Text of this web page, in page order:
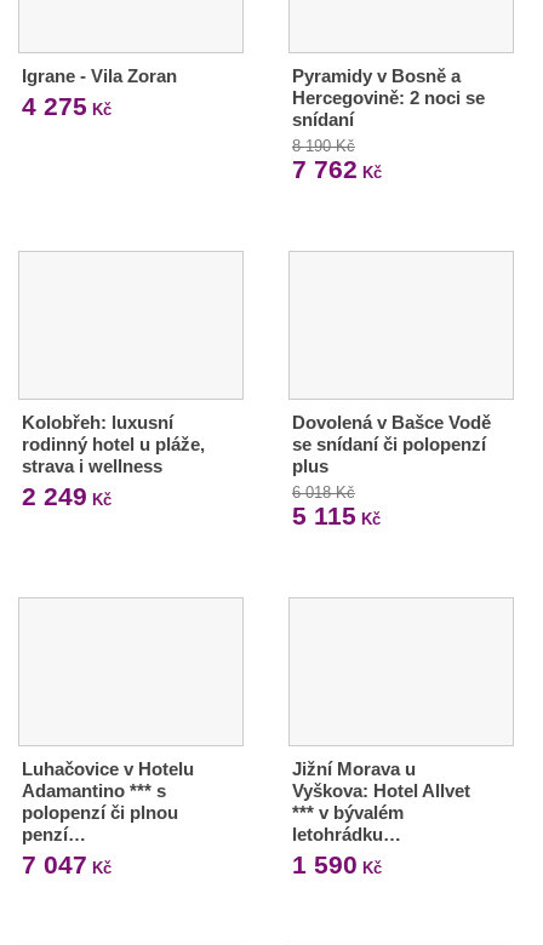
Igrane - Vila Zoran
4 275 Kč
Pyramidy v Bosně a
Hercegovině: 2 noci se
snídaní
8 190 Kč
7 762 Kč
Kolobřeh: luxusní
rodinný hotel u pláže,
strava i wellness
2 249 Kč
Dovolená v Bašce Vodě
se snídaní či polopenzí
plus
6 018 Kč
5 115 Kč
Luhačovice v Hotelu
Adamantino *** s
polopenzí či plnou
penzí…
7 047 Kč
Jižní Morava u
Vyškova: Hotel Allvet
*** v bývalém
letohrádku…
1 590 Kč